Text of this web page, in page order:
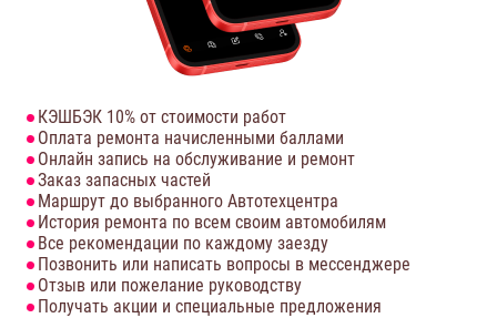
КЭШБЭК 10% от стоимости работ
Оплата ремонта начисленными баллами
Онлайн запись на обслуживание и ремонт
Заказ запасных частей
Маршрут до выбранного Автотехцентра
История ремонта по всем своим автомобилям
Все рекомендации по каждому заезду
Позвонить или написать вопросы в мессенджере
Отзыв или пожелание руководству
Получать акции и специальные предложения